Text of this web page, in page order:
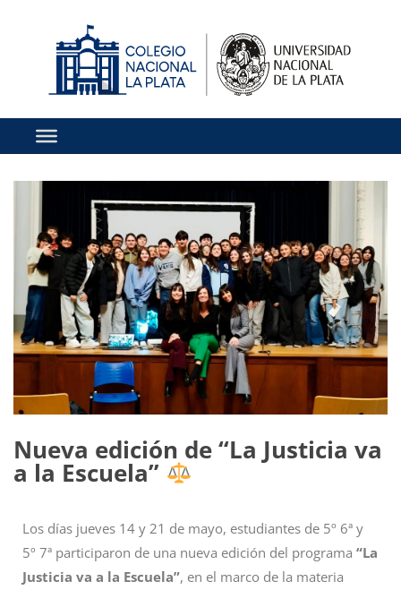
Nueva edición de “La Justicia va
a la Escuela”
Los días jueves 14 y 21 de mayo, estudiantes de 5º 6ª y
5º 7ª participaron de una nueva edición del programa “La
Justicia va a la Escuela”, en el marco de la materia